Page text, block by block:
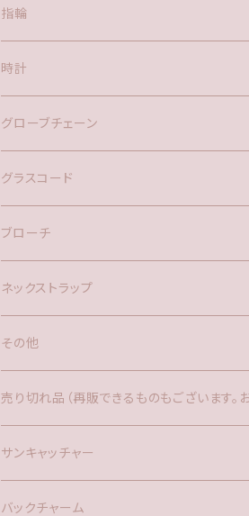
ポスト
指輪
時計
バックチャーム
ネックレス
グローブチェーン
バックチャーム
グラスコード
ブローチ
ネックストラップ
その他
バックチャーム
時計
ファー
サンキャッチャー
売り切れ品（再販できるものもございます。
サンキャッチャー
バックチャーム